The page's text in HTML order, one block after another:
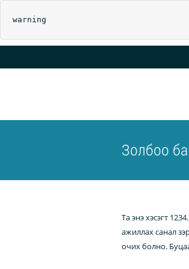
warning
Золбоо
Та энэ хэсэгт
ажиллах санал
очих болно.